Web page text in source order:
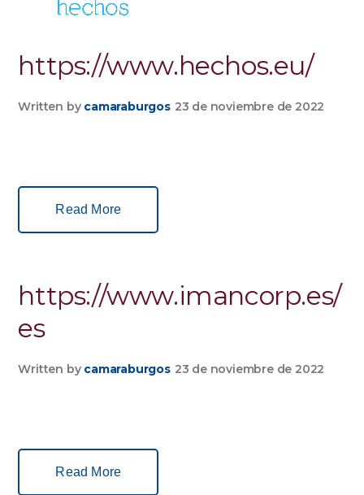
https://www.hechos.eu/
Written by camaraburgos 23 de noviembre de 2022
Read More
https://www.imancorp.es/
es
Written by camaraburgos 23 de noviembre de 2022
Read More